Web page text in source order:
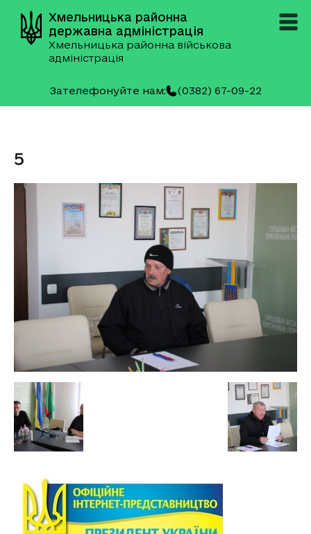
Хмельницька районна
державна адміністрація
Хмельницька районна військова
адміністрація
Зателефонуйте нам: (0382) 67-09-22
5